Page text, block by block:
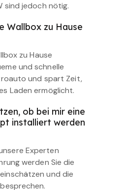
sind jedoch nötig.
Wallbox zu Hause
zu Hause
und schnelle
und spart Zeit,
Laden ermöglicht.
ob bei mir eine
installiert werden
Experten
werden Sie die
und die